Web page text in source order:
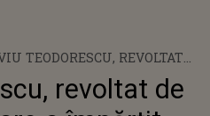
TEODORESCU, REVOLTAT
SCANDALUL CARE A
INTERNETUL ÎN
revoltat de